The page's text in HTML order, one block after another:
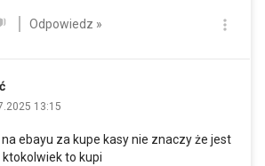
Odpowiedz »
13:15
ebayu za kupe kasy nie znaczy że jest
to kupi